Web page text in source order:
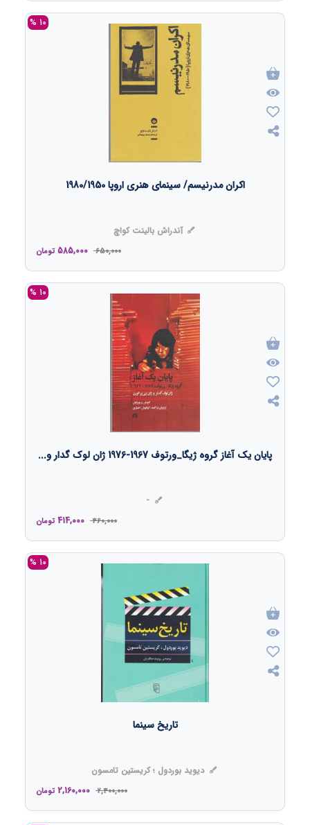
10 %
اکران مدرنیسم/ سینمای هنری اروپا 1980/1950
آندراش بالینت کواچ
650,000
585,000 تومان
10 %
پایان یک آغاز گروه ژیگا_ورتوف 1967-1976 ژان لوک گدار و...
-
460,000
414,000 تومان
10 %
تاریخ سینما
دیوید بوردول ؛ کریستین تامسون
2,400,000
2,160,000 تومان